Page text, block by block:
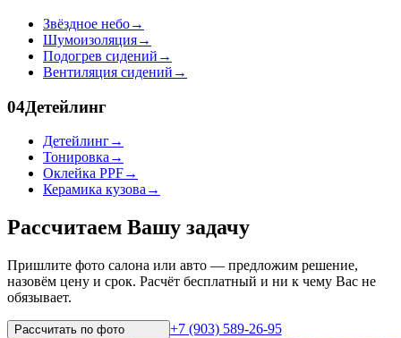
Звёздное небо→
Шумоизоляция→
Подогрев сидений →
Вентиляция сидений →
04Детейлинг
Детейлинг→
Тонировка →
Оклейка PPF→
Керамика кузова →
Рассчитаем Вашу задачу
Пришлите фото салона или авто — предложим решение,
назовём цену и срок. Расчёт бесплатный и ни к чему Вас не
обязывает.
Рассчитать по фото +7 (903) 589-26-95